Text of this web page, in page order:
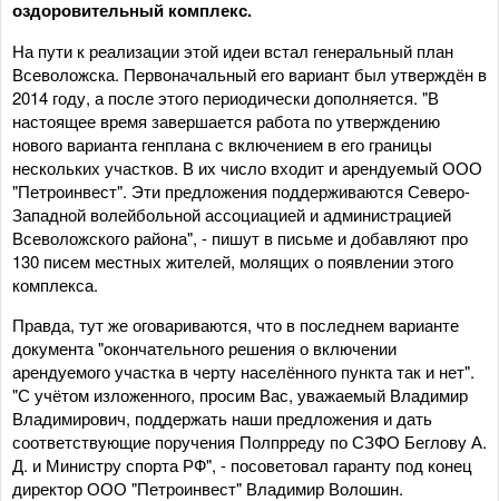
оздоровительный комплекс.
На пути к реализации этой идеи встал генеральный план
Всеволожска. Первоначальный его вариант был утверждён в
2014 году, а после этого периодически дополняется. "В
настоящее время завершается работа по утверждению
нового варианта генплана с включением в его границы
нескольких участков. В их число входит и арендуемый ООО
"Петроинвест". Эти предложения поддерживаются Северо-
Западной волейбольной ассоциацией и администрацией
Всеволожского района", - пишут в письме и добавляют про
130 писем местных жителей, молящих о появлении этого
комплекса.
Правда, тут же оговариваются, что в последнем варианте
документа "окончательного решения о включении
арендуемого участка в черту населённого пункта так и нет".
"С учётом изложенного, просим Вас, уважаемый Владимир
Владимирович, поддержать наши предложения и дать
соответствующие поручения Полпрреду по СЗФО Беглову А.
Д. и Министру спорта РФ", - посоветовал гаранту под конец
директор ООО "Петроинвест" Владимир Волошин.